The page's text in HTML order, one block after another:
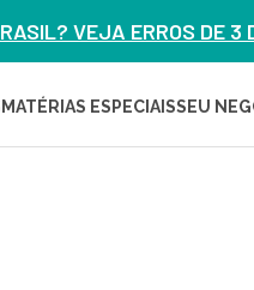
VEJA ERROS DE
MATÉRIAS ESPECIAISSEU